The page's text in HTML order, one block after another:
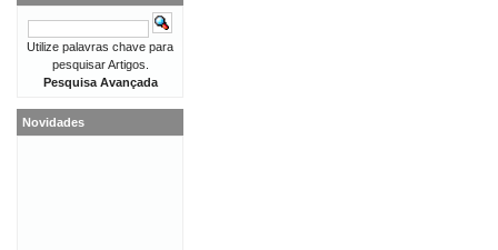
Utilize palavras chave para
pesquisar Artigos.
Pesquisa Avançada
Novidades